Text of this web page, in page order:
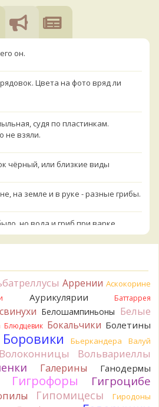
он.
Цвета на фото вряд ли
судя по пластинкам.
не взяли.
чёрный, или близкие виды
на земле и в руке - разные грибы.
но вода и гриб при варке
Большое спасибо.
они не все безоговорочно
раз вырвите его целиком и
Именно вертикально.
- значит, Ш. Желтокожий,
гриб сварить, Желтокожий и еще
жутко вонять химией, и
Аррении Аскокорине
Аурикулярии Баттаррея
Белошампиньоны Белые
Блюдцевик Бокальчики Болетины
Боровики Бьеркандера Валуй
Волоконницы Вольвариеллы
Галерины Ганодермы
Гигрофоры Гигроцибе
Гипомицесы Гиродоны